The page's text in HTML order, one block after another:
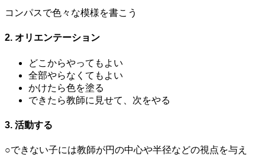
コンパスで色々な模様を書こう
2. オリエンテーション
どこからやってもよい
全部やらなくてもよい
かけたら色を塗る
できたら教師に見せて、次をやる
3. 活動する
○できない子には教師が円の中心や半径などの視点を与え